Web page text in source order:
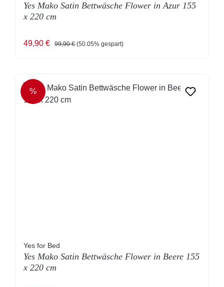
Yes Mako Satin Bettwäsche Flower in Azur 155
x 220 cm
Verkaufspreis:
49,90 € Regulärer Preis:
99,90 € (50.05% gespart)
RABATT
%
Yes for Bed
Yes Mako Satin Bettwäsche Flower in Beere 155
x 220 cm